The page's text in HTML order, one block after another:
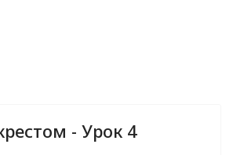
- Урок 4